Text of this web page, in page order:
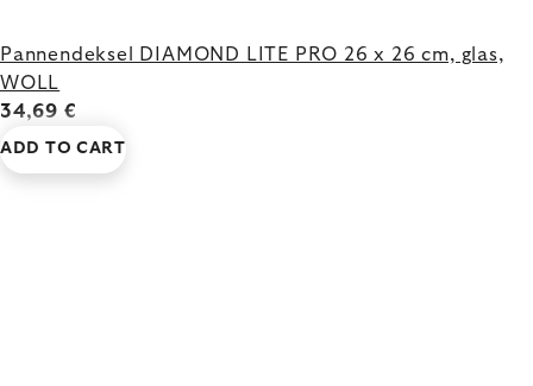
Pannendeksel DIAMOND LITE PRO 26 x 26 cm, glas,
WOLL
34,69 €
ADD TO CART